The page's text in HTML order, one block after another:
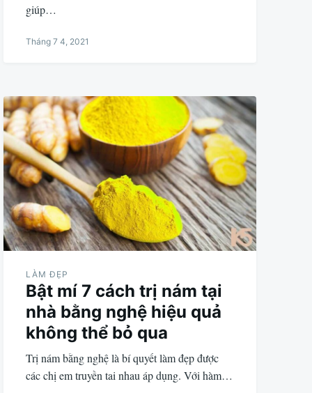
giúp…
Tháng 7 4, 2021
LÀM ĐẸP
Bật mí 7 cách trị nám tại
nhà bằng nghệ hiệu quả
không thể bỏ qua
Trị nám bằng nghệ là bí quyết làm đẹp được
các chị em truyền tai nhau áp dụng. Với hàm…